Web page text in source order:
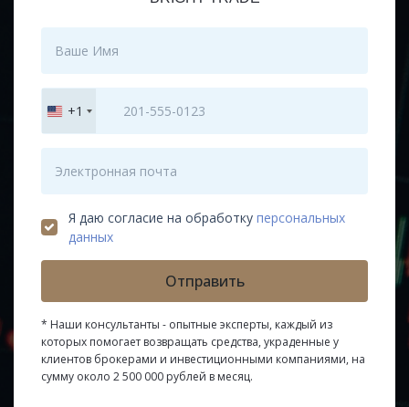
United
States
+1
Я даю согласие на обработку персональных
данных
Отправить
* Наши консультанты - опытные эксперты, каждый из
которых помогает возвращать средства, украденные у
клиентов брокерами и инвестиционными компаниями, на
сумму около 2 500 000 рублей в месяц.